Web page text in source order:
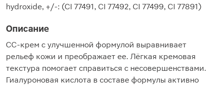
hydroxide, +/-: (CI 77491, CI 77492, CI 77499, CI 77891)
Описание
СС-крем с улучшенной формулой выравнивает
рельеф кожи и преображает ее. Лёгкая кремовая
текстура помогает справиться с несовершенствами.
Гиалуроновая кислота в составе формулы активно